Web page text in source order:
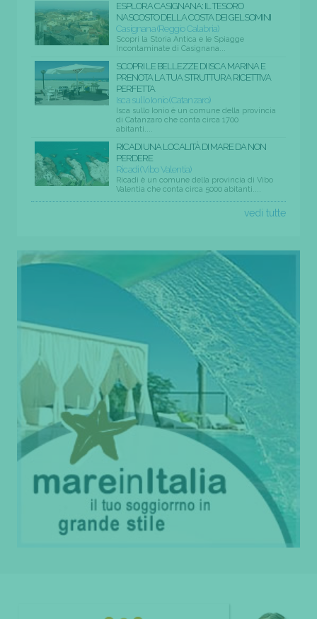
ESPLORA CASIGNANA: IL TESORO
NASCOSTO DELLA COSTA DEI GELSOMINI
Casignana (Reggio Calabria)
Scopri la Storia Antica e le Spiagge
Incontaminate di Casignana...
SCOPRI LE BELLEZZE DI ISCA MARINA E
PRENOTA LA TUA STRUTTURA RICETTIVA
PERFETTA
Isca sullo Ionio (Catanzaro)
Isca sullo Ionio è un comune della provincia
di Catanzaro che conta circa 1700
abitanti....
RICADI UNA LOCALITÀ DI MARE DA NON
PERDERE
Ricadi (Vibo Valentia)
Ricadi è un comune della provincia di Vibo
Valentia che conta circa 5000 abitanti....
vedi tutte